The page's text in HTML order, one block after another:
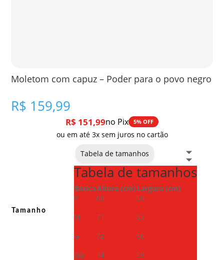
Moletom com capuz – Poder para o povo negro
R$ 159,99
R$ 151,99no Pix 5% OFF
ou em até 3x sem juros no cartão
Tamanho
Tabela de tamanhos
Tabela de tamanhos
BásicaAltura (cm) Largura (cm)
P
69
50
M
71
53
G
72
56
GG
74 59